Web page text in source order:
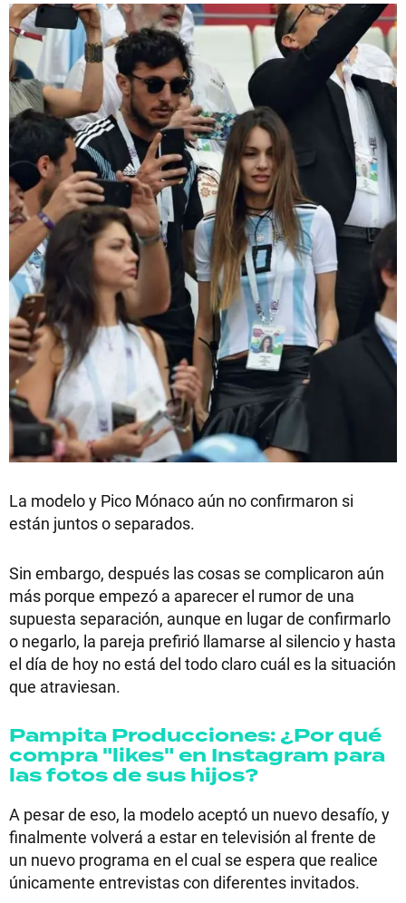
La modelo y Pico Mónaco aún no confirmaron si
están juntos o separados.
Sin embargo, después las cosas se complicaron aún
más porque empezó a aparecer el rumor de una
supuesta separación, aunque en lugar de confirmarlo
o negarlo, la pareja prefirió llamarse al silencio y hasta
el día de hoy no está del todo claro cuál es la situación
que atraviesan.
Pampita Producciones: ¿Por qué
compra "likes" en Instagram para
las fotos de sus hijos?
A pesar de eso, la modelo aceptó un nuevo desafío, y
finalmente volverá a estar en televisión al frente de
un nuevo programa en el cual se espera que realice
únicamente entrevistas con diferentes invitados.